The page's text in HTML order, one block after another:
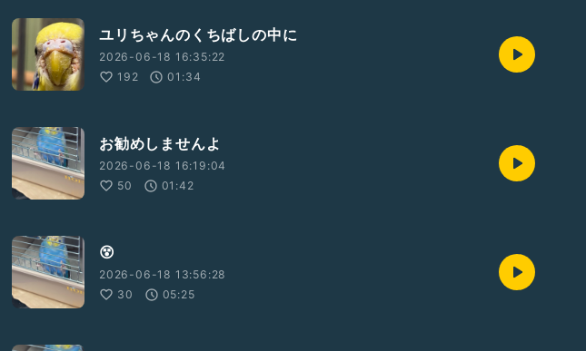
ユリちゃんのくちばしの中に
2026-06-18 16:35:22
192
01:34
お勧めしませんよ
2026-06-18 16:19:04
50
01:42
😵
2026-06-18 13:56:28
30
05:25